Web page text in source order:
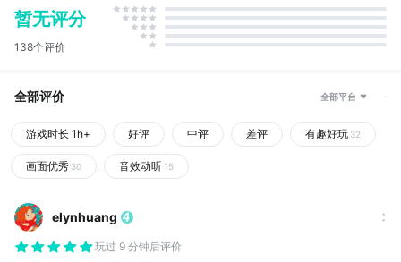
暂无评分
138个评价
全部评价 全部平台
游戏时长 1h+ 好评 中评 差评 有趣好玩 32
画面优秀 30 音效动听 15
elynhuang
玩过 9 分钟后评价